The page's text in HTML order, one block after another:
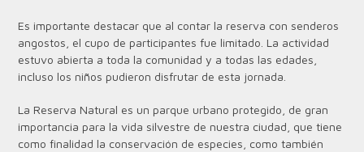
Es importante destacar que al contar la reserva con senderos
angostos, el cupo de participantes fue limitado. La actividad
estuvo abierta a toda la comunidad y a todas las edades,
incluso los niños pudieron disfrutar de esta jornada.
La Reserva Natural es un parque urbano protegido, de gran
importancia para la vida silvestre de nuestra ciudad, que tiene
como finalidad la conservación de especies, como también